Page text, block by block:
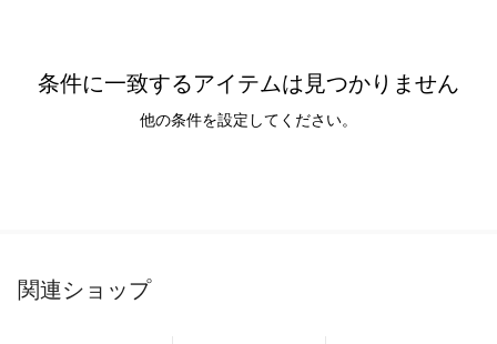
条件に一致するアイテムは見つかりません
他の条件を設定してください。
関連ショップ